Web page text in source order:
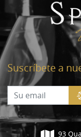
Suscríbete a
93